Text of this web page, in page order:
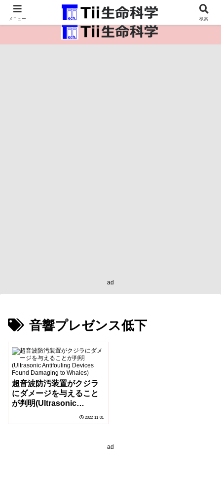
医療保健・生命・生物の情報インフラ。
ad
音響プレゼンス低下
超音波防汚装置がクジラ
にダメージを与えること
が判明(Ultrasonic
Antifouling Devices
Found Damaging to
2022-11-01
ad
メニュー 検索